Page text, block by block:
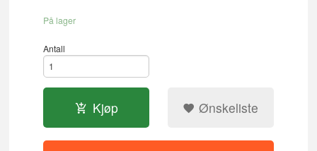
På lager
Antall
Kjøp Ønskeliste